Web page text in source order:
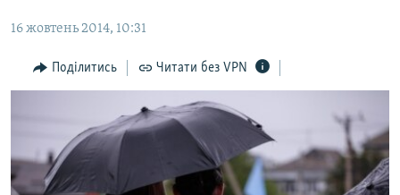
Перейти
пошукуІНТЕРВ'Ю
СПЕЦПРОЕКТИ
ДЕПОРТАЦІЯ
ЯК ОБІЙТИ БЛОКУВАННЯ
16 жовтень 2014, 10:31
Поділитись Читати без VPN